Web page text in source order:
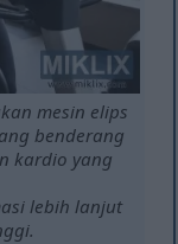
mesin elips
benderang
kardio yang
lebih lanjut